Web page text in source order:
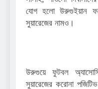
যোগ হলো উরুগুইয়ান
সুয়ারেজের নামও।
উরুগুয়ে ফুটবল
সুয়ারেজের করোনা